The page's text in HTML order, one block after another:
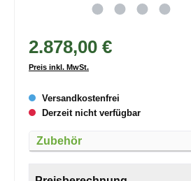
2.878,00 €
Preis inkl. MwSt.
Versandkostenfrei
Derzeit nicht verfügbar
Zubehör